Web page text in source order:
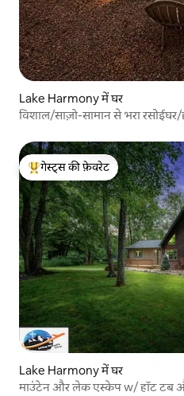
Lake Harmony में घर
विशाल/साज़ो-सामान से भरा
गेस्ट्स का टॉप फ़ेवरेट
गेस्ट्स की फ़ेवरेट
Lake Harmony में घर
माउंटेन और लेक एस्केप w/ हॉट टब